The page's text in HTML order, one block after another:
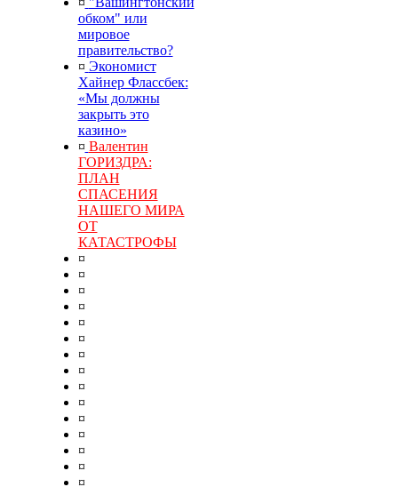
обком" или
мировое
правительство?
¤ Экономист
Хайнер Флассбек:
«Мы должны
закрыть это
казино»
¤ Валентин
ГОРИЗДРА:
ПЛАН
СПАСЕНИЯ
НАШЕГО МИРА
ОТ
КАТАСТРОФЫ
¤
¤
¤
¤
¤
¤
¤
¤
¤
¤
¤
¤
¤
¤
¤